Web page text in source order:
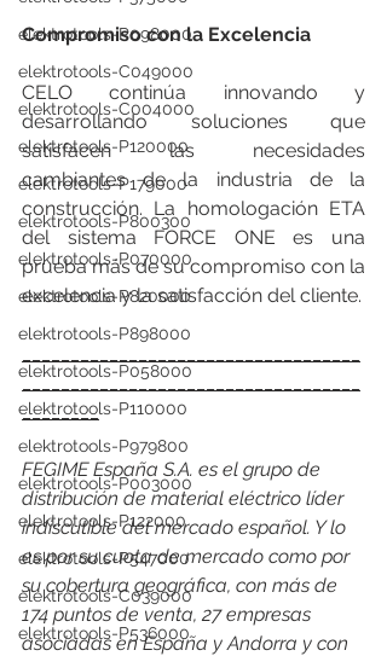
elektrotools-P098000
elektrotools-C049000
elektrotools-C004000
elektrotools-P120000
elektrotools-P179000
elektrotools-P800300
elektrotools-P070000
elektrotools-P820000
elektrotools-P898000
elektrotools-P058000
elektrotools-P110000
elektrotools-P979800
elektrotools-P003000
elektrotools-P122000
elektrotools-P547000
elektrotools-C039000
elektrotools-P536000
Compromiso con la Excelencia
CELO continúa innovando y
desarrollando soluciones que
satisfacen las necesidades
cambiantes de la industria de la
construcción. La homologación ETA
del sistema FORCE ONE es una
prueba más de su compromiso con la
excelencia y la satisfacción del cliente.
___________________________________
________
FEGIME España S.A. es el grupo de
distribución de material eléctrico líder
indiscutible del mercado español. Y lo
es por su cuota de mercado como por
su cobertura geográfica, con más de
174 puntos de venta, 27 empresas
asociadas en España y Andorra y con